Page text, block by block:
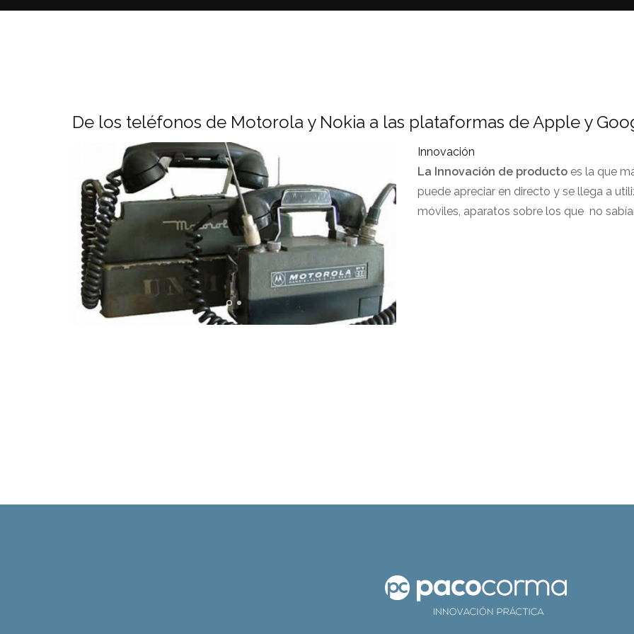
De los teléfonos de Motorola y Nokia a las plataformas de Apple y
Innovación
La Innovación de producto es la que
puede apreciar en directo y se llega a
móviles, aparatos sobre los que no